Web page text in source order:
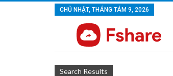
CHỦ NHẬT, THÁNG TÁM 9, 2026
Search Results